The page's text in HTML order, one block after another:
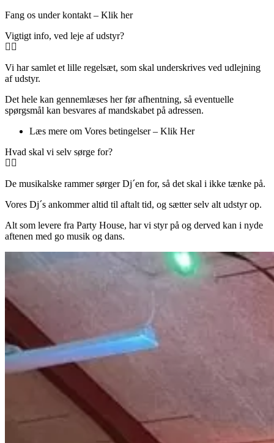
Fang os under kontakt – Klik her
Vigtigt info, ved leje af udstyr?
Vi har samlet et lille regelsæt, som skal underskrives ved udlejning
af udstyr.
Det hele kan gennemlæses her før afhentning, så eventuelle
spørgsmål kan besvares af mandskabet på adressen.
Læs mere om Vores betingelser – Klik Her
Hvad skal vi selv sørge for?
De musikalske rammer sørger Dj´en for, så det skal i ikke tænke på.
Vores Dj´s ankommer altid til aftalt tid, og sætter selv alt udstyr op.
Alt som levere fra Party House, har vi styr på og derved kan i nyde
aftenen med go musik og dans.